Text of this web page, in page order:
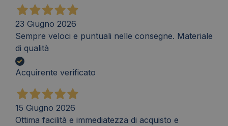
23 Giugno 2026
Sempre veloci e puntuali nelle consegne. Materiale
di qualità
Acquirente verificato
15 Giugno 2026
Ottima facilità e immediatezza di acquisto e